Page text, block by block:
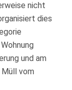
nicht
dies
und am
vom